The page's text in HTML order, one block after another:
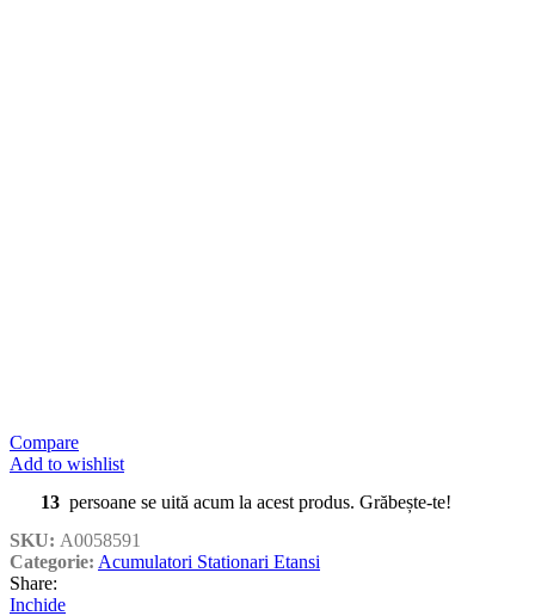
Compare
Add to wishlist
13 persoane se uită acum la acest produs. Grăbește-te!
SKU: A0058591
Categorie: Acumulatori Stationari Etansi
Share:
Inchide